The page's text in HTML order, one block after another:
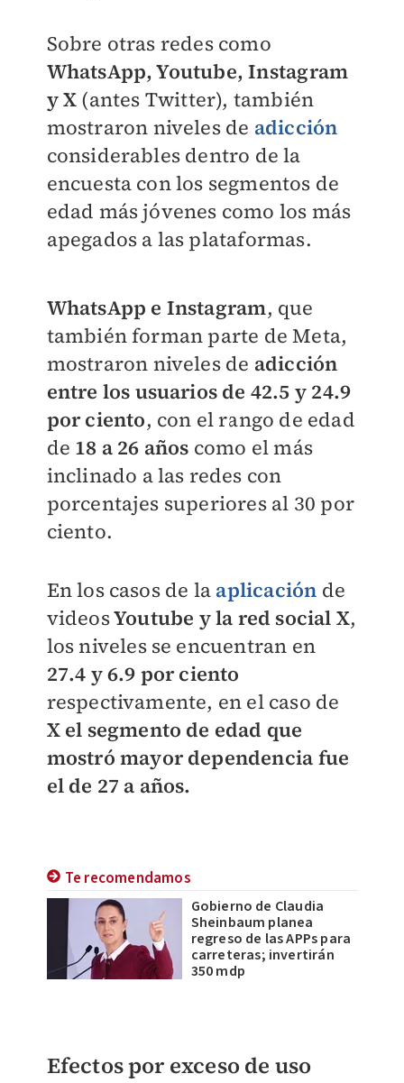
Sobre otras redes como
WhatsApp, Youtube, Instagram
y X (antes Twitter), también
mostraron niveles de adicción
considerables dentro de la
encuesta con los segmentos de
edad más jóvenes como los más
apegados a las plataformas.
WhatsApp e Instagram, que
también forman parte de Meta,
mostraron niveles de adicción
entre los usuarios de 42.5 y 24.9
por ciento, con el rango de edad
de 18 a 26 años como el más
inclinado a las redes con
porcentajes superiores al 30 por
ciento.
En los casos de la aplicación de
videosYoutube y la red social X,
los niveles se encuentran en
27.4 y 6.9 por ciento
respectivamente, en el caso de
X el segmento de edad que
mostró mayor dependencia fue
el de 27 a años.
Te recomendamos
Gobierno de Claudia
Sheinbaum planea
regreso de las APPs para
carreteras; invertirán
350 mdp
Efectos por exceso de uso